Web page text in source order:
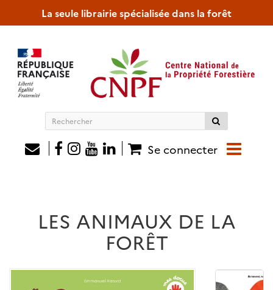
La seule librairie spécialisée dans la forêt
Rechercher
siteSe connecter
LES ANIMAUX DE LA
FORÊT